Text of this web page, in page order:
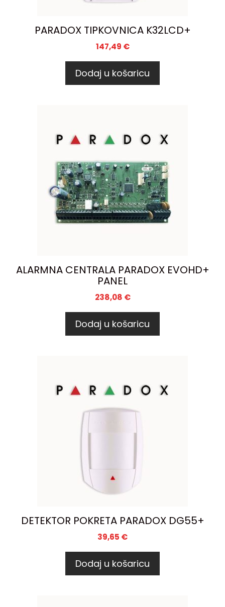
PARADOX TIPKOVNICA K32LCD+
147,49 €
Dodaj u košaricu
ALARMNA CENTRALA PARADOX EVOHD+
PANEL
238,08 €
Dodaj u košaricu
DETEKTOR POKRETA PARADOX DG55+
39,65 €
Dodaj u košaricu